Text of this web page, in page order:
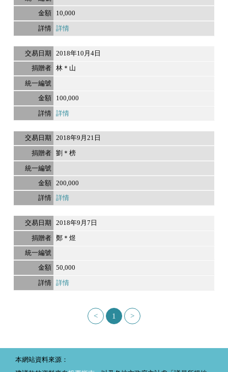
10,000
詳情
2018年10月4日
林＊山
100,000
詳情
2018年9月21日
劉＊榜
200,000
詳情
2018年9月7日
鄭＊煜
50,000
詳情
< 1 >
本網站資料來源：